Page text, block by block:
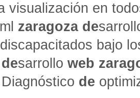
visualización en
zaragoza de
bajo
desarrollo web
de